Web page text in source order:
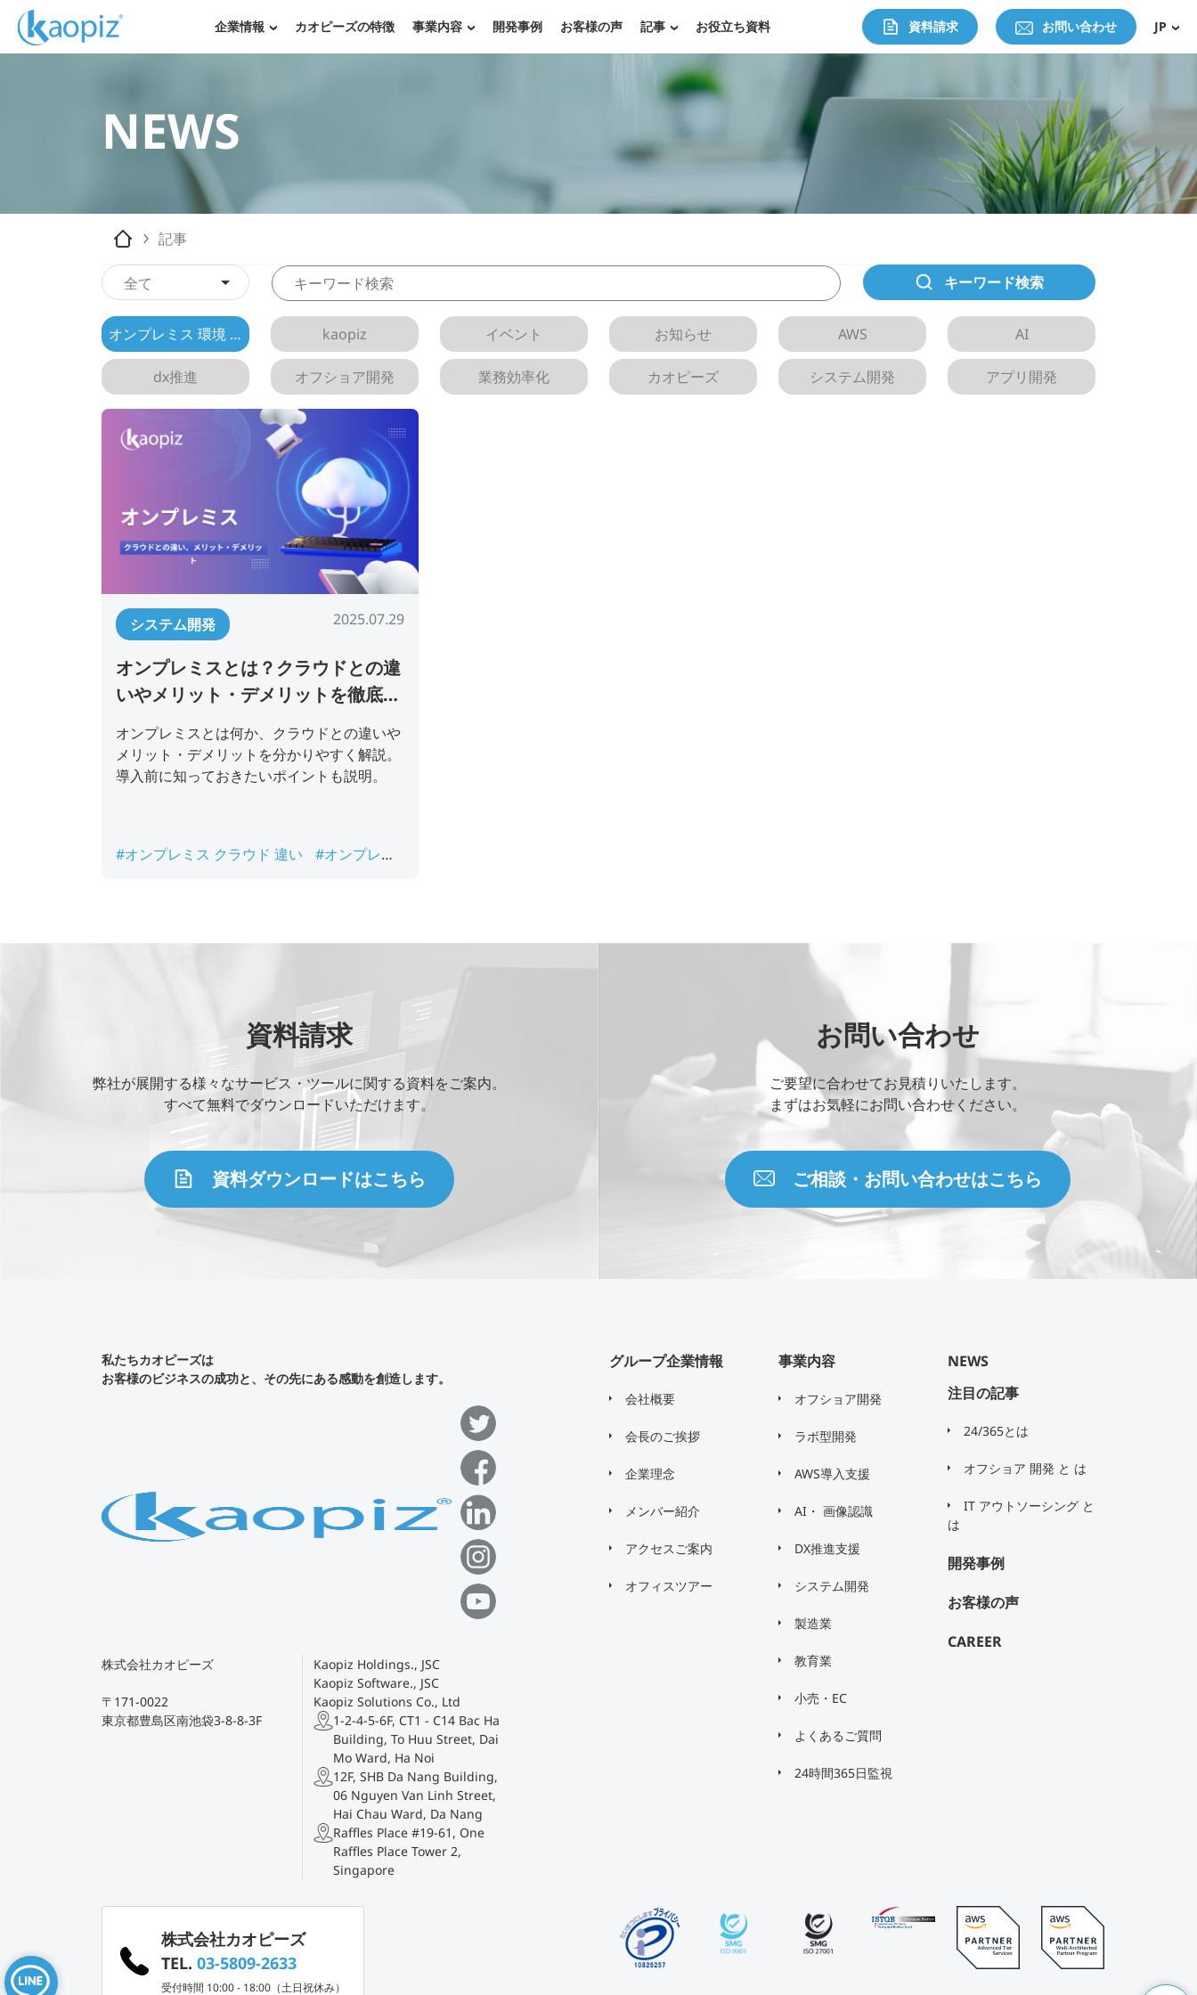
企業情報 カオピーズの特徴 事業内容 開発事例 お客様の声 記事 お役立ち資料 JP
資料請求 お問い合わせ
NEWS
記事
全て キーワード検索
オンプレミス 環境 構築 kaopiz イベント お知らせ AWS AI
dx推進 オフショア開発 業務効率化 カオピーズ システム開発 アプリ開発
システム開発 2025.07.29
オンプレミスとは？クラウドとの違
いやメリット・デメリットを徹底解
オンプレミスとは何か、クラウドとの違いや
メリット・デメリットを分かりやすく解説。
導入前に知っておきたいポイントも説明。
#オンプレミス クラウド 違い
#オンプレミ
資料請求
弊社が展開する様々なサービス・ツールに関する資料をご案内。
すべて無料でダウンロードいただけます。
資料ダウンロードはこちら
お問い合わせ
ご要望に合わせてお見積りいたします。
まずはお気軽にお問い合わせください。
ご相談・お問い合わせはこちら
私たちカオピーズは
お客様のビジネスの成功と、その先にある感動を創造します。
株式会社カオピーズ
〒171-0022
東京都豊島区南池袋3-8-8-3F
Kaopiz Holdings., JSC
Kaopiz Software., JSC
Kaopiz Solutions Co., Ltd
1-2-4-5-6F, CT1 - C14 Bac Ha
Building, To Huu Street, Dai
Mo Ward, Ha Noi
12F, SHB Da Nang Building,
06 Nguyen Van Linh Street,
Hai Chau Ward, Da Nang
Raffles Place #19-61, One
Raffles Place Tower 2,
Singapore
グループ企業情報
会社概要
会長のご挨拶
企業理念
メンバー紹介
アクセスご案内
オフィスツアー
事業内容
オフショア開発
ラボ型開発
AWS導入支援
AI・ 画像認識
DX推進支援
システム開発
製造業
教育業
小売・EC
よくあるご質問
24時間365日監視
NEWS
注目の記事
24/365とは
オフショア 開発 と は
IT アウトソーシング と
は
開発事例
お客様の声
CAREER
株式会社カオピーズ
TEL. 03-5809-2633
受付時間 10:00 - 18:00（土日祝休み）